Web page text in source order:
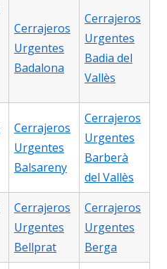
Cerrajeros
Urgentes
Badalona
Cerrajeros
Urgentes
Badia del
Vallès
Cerrajeros
Urgentes
Balsareny
Cerrajeros
Urgentes
Barberà
del Vallès
Cerrajeros
Urgentes
Bellprat
Cerrajeros
Urgentes
Berga